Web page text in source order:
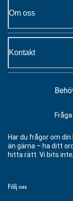
Om oss
Kontakt
Har du frågor om
än gärna – ha ditt
hitta rätt. Vi bits
Följ oss